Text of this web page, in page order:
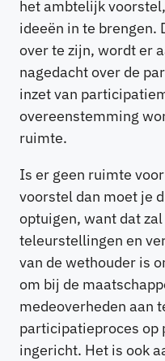
het ambtelijk
ideeën in te brengen.
over te zijn, wordt er
nagedacht over de
inzet van
overeenstemming
ruimte.
Is er geen ruimte
voorstel dan moet je
optuigen, want dat
teleurstellingen en
van de wethouder is
om bij de
medeoverheden aan
participatieproces op
ingericht. Het is ook